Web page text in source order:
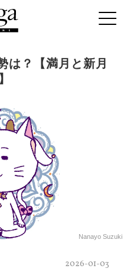
は？【満月と新月
Nanayo Suzuki
2026-01-03